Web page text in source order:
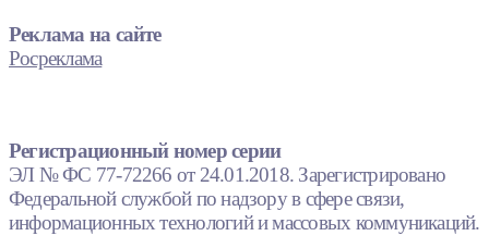
Реклама на сайте
Росреклама
Регистрационный номер серии
ЭЛ № ФС 77-72266 от 24.01.2018. Зарегистрировано
Федеральной службой по надзору в сфере связи,
информационных технологий и массовых коммуникаций.